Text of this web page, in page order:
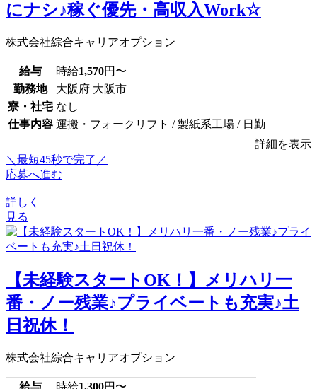
にナシ♪稼ぐ優先・高収入Work☆
株式会社綜合キャリアオプション
給与 時給1,570円〜
勤務地
大阪府 大阪市
寮・社宅 なし
仕事内容 運搬・フォークリフト / 製紙系工場 / 日勤
詳細を表示
＼最短45秒で完了／
応募へ進む
詳しく
見る
【未経験スタートOK！】メリハリ一
番・ノー残業♪プライベートも充実♪土
日祝休！
株式会社綜合キャリアオプション
給与 時給1,300円〜